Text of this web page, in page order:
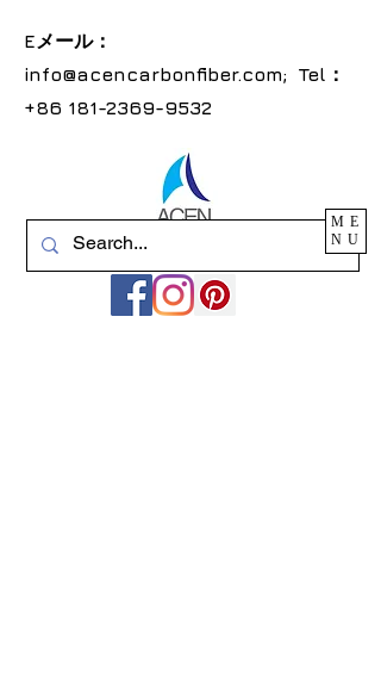
Eメール：
info@acencarbonfiber.com; Tel：
+86 181-2369-9532
ME
NU